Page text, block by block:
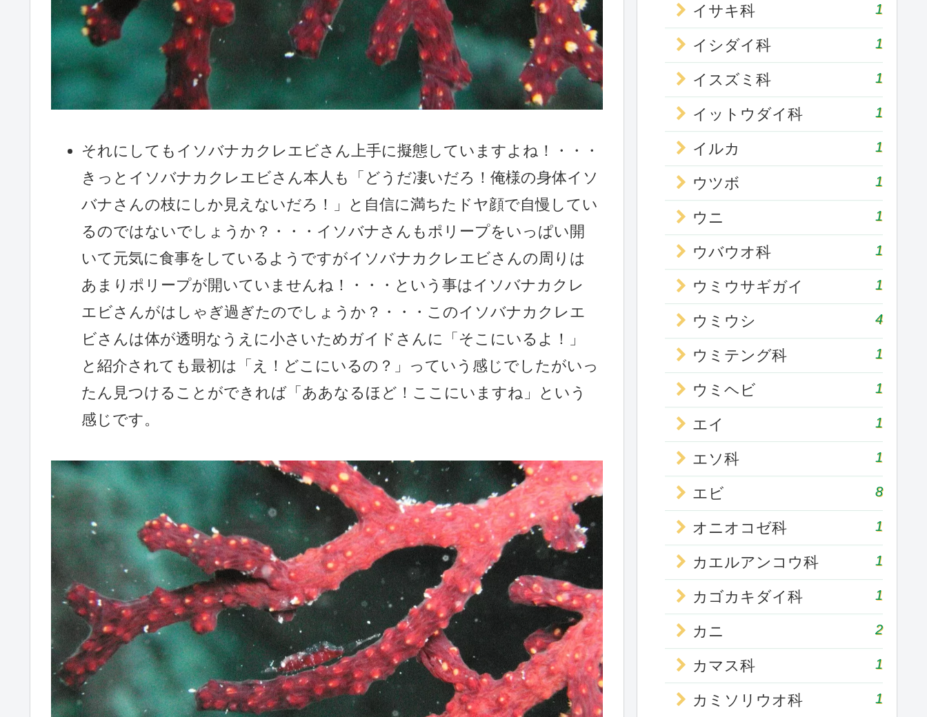
それにしてもイソバナカクレエビさん上手に擬態していますよね！・・・
きっとイソバナカクレエビさん本人も「どうだ凄いだろ！俺様の身体イソ
バナさんの枝にしか見えないだろ！」と自信に満ちたドヤ顔で自慢してい
るのではないでしょうか？・・・イソバナさんもポリープをいっぱい開
いて元気に食事をしているようですがイソバナカクレエビさんの周りは
あまりポリープが開いていませんね！・・・という事はイソバナカクレ
エビさんがはしゃぎ過ぎたのでしょうか？・・・このイソバナカクレエ
ビさんは体が透明なうえに小さいためガイドさんに「そこにいるよ！」
と紹介されても最初は「え！どこにいるの？」っていう感じでしたがいっ
たん見つけることができれば「ああなるほど！ここにいますね」という
感じです。
イサキ科 1
イシダイ科 1
イスズミ科 1
イットウダイ科 1
イルカ 1
ウツボ 1
ウニ 1
ウバウオ科 1
ウミウサギガイ 1
ウミウシ 4
ウミテング科 1
ウミヘビ 1
エイ 1
エソ科 1
エビ 8
オニオコゼ科 1
カエルアンコウ科 1
カゴカキダイ科 1
カニ 2
カマス科 1
カミソリウオ科 1